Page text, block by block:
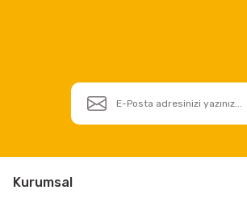
Kurumsal